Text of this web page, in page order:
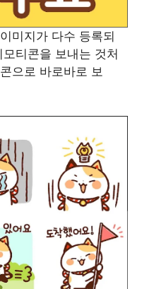
미지가 다수 등록되
티콘을 보내는 것처
으로 바로바로 보